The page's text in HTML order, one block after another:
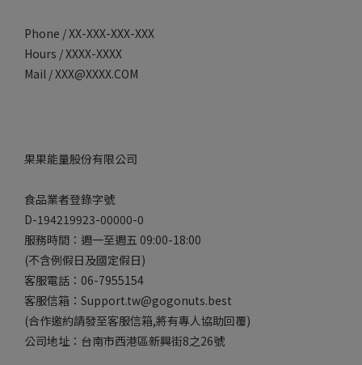
Phone / XX-XXX-XXX-XXX
Hours / XXXX-XXXX
Mail / XXX@XXXX.COM
果果能量股份有限公司
食品業者登錄字號
D-194219923-00000-0
服務時間：週一至週五 09:00-18:00
(不含例假日及國定假日)
客服電話：06-7955154
客服信箱：Support.tw@gogonuts.best
(合作邀約請發至客服信箱,將有專人協助回覆)
公司地址：台南市西港區新興街8之26號